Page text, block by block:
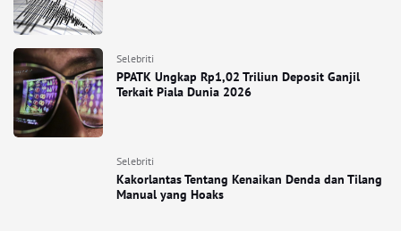
Selebriti
PPATK Ungkap Rp1,02 Triliun Deposit Ganjil
Terkait Piala Dunia 2026
Selebriti
Kakorlantas Tentang Kenaikan Denda dan Tilang
Manual yang Hoaks